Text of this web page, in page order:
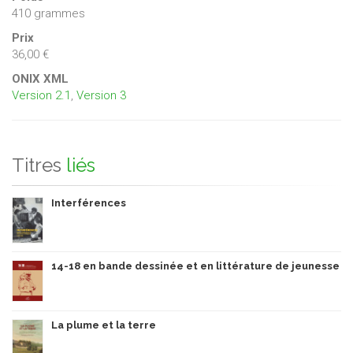
410 grammes
Prix
36,00 €
ONIX XML
Version 2.1 Version 3
Titres liés
Interférences
14-18 en bande dessinée et en littérature de jeunesse
La plume et la terre